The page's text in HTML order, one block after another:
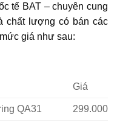
tế BAT – chuyên cung
chất lượng có bán các
giá như sau:
Giá
QA31 299.000